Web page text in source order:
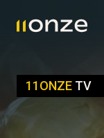
11ONZE TV